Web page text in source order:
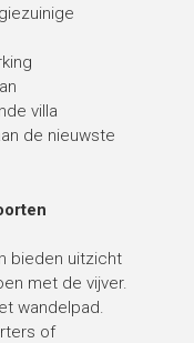
villa
de nieuwste
bieden uitzicht
met de vijver.
wandelpad.
of